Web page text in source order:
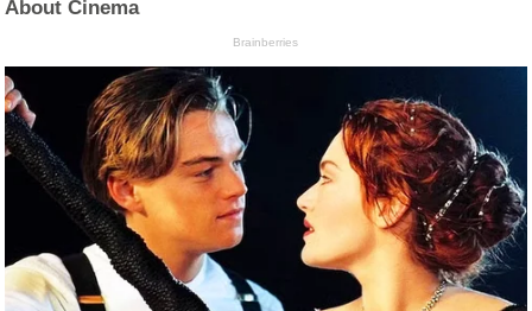
About Cinema
Brainberries